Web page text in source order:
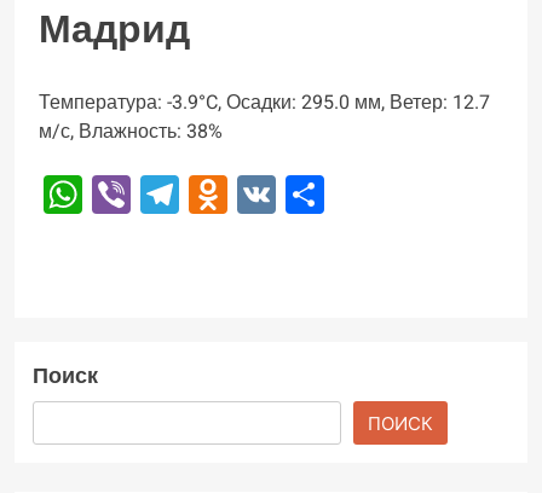
Мадрид
Температура: -3.9°C, Осадки: 295.0 мм, Ветер: 12.7
м/с, Влажность: 38%
WhatsApp
ViberTelegram
Odnoklassniki
VK
Поиск
ПОИСК